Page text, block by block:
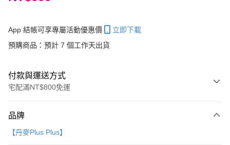
App 結帳可享專屬活動優惠價
立即下載
預購商品：預計 7 個工作天出貨
付款與運送方式
宅配滿NT$800免運
信用卡一次付款
品牌
【丹麥Plus Plus】